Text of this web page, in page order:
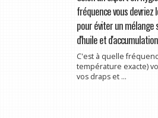
fréquence vous
pour éviter un mélange
d'huile et
C'est à quelle
température exacte)
vos draps et ...